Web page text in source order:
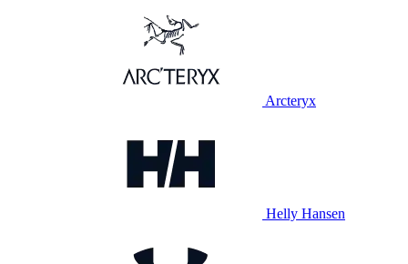
Arcteryx
Helly Hansen